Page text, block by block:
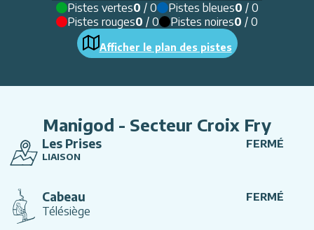
Pistes vertes0 / 0 Pistes bleues0 / 0
Pistes rouges0 / 0 Pistes noires0 / 0
Afficher le plan des pistes
Manigod - Secteur Croix Fry
Les Prises FERMÉ
LIAISON
Cabeau FERMÉ
Télésiège